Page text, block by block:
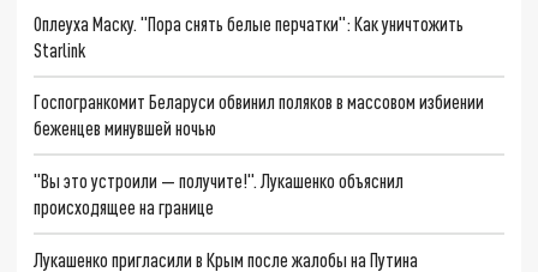
Оплеуха Маску. "Пора снять белые перчатки": Как уничтожить
Starlink
Госпогранкомит Беларуси обвинил поляков в массовом избиении
беженцев минувшей ночью
"Вы это устроили — получите!". Лукашенко объяснил
происходящее на границе
Лукашенко пригласили в Крым после жалобы на Путина